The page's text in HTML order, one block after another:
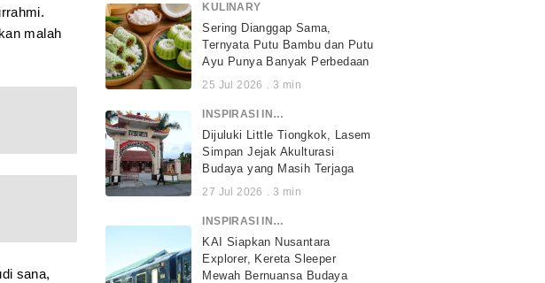
malah
sana,
KULINARY
Sering Dianggap Sama,
Ternyata Putu Bambu dan Putu
Ayu Punya Banyak Perbedaan
25 Jul 2026 . 3 min
INSPIRASI INDONESIA
Dijuluki Little Tiongkok, Lasem
Simpan Jejak Akulturasi
Budaya yang Masih Terjaga
27 Jul 2026 . 3 min
INSPIRASI INDONESIA
KAI Siapkan Nusantara
Explorer, Kereta Sleeper
Mewah Bernuansa Budaya